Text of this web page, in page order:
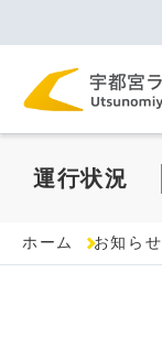
運行状況
ホーム お知らせ